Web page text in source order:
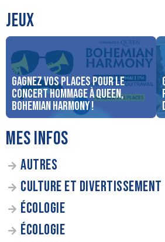
JEUX
Gagnez vos places pour le
concert Hommage à Queen,
Bohemian Harmony !
MES INFOS
AUTRES
CULTURE ET DIVERTISSEMENT
ÉCOLOGIE
ÉCOLOGIE